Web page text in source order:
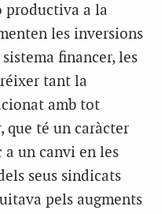
productiva a la
les inversions
financer, les
tant la
amb tot
que té un caràcter
un canvi en les
seus sindicats
pels augments